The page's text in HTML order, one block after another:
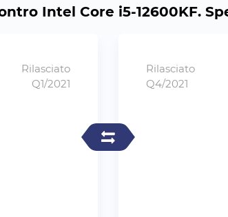
Intel Core i5-12600KF.
Rilasciato
Q1/2021
Rilasciato
Q4/2021